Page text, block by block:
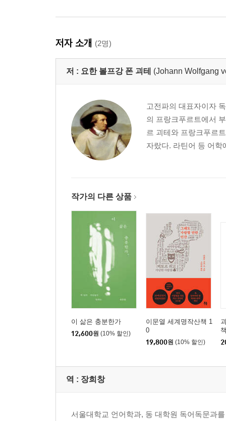
흐린 날, 벌판
밤, 드넓은 들판
감옥
[비극 제2부]
제1막
우아한 지방
황제의 궁성
- 어두운 복도
- 기사(騎士)들의 방
높고 둥그런 천장의 좁은 고딕식 방
고전적 발푸르기스의 밤
- 페네이오스 강가
- 에게 해의 바위 만(灣)
제3막
- 아르카디아 지방
험준한 산악 지대
저자 소개 (2명)
저 : 요한 볼프강 폰 괴테 (Johann Wolfgang
고전파의 대표자이자
의 프랑크푸르트에서
르 괴테와 프랑크푸르
자랐다. 라틴어 등 어학
작가의 다른 상품
이 삶은 충분한가
12,600원 (10% 할인)
이문열 세계명작산책 1
0
19,800원 (10% 할인)
역 : 장희창
서울대학교 언어학과, 동 대학원 독어독문과